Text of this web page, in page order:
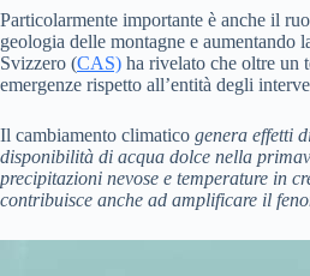
Particolarmente importante è anche il
geologia delle montagne e
Svizzero (CAS) ha rivelato che oltre un
emergenze rispetto all’entità degli
Il cambiamento climatico genera effetti
disponibilità di acqua dolce nella
precipitazioni nevose e temperature in
contribuisce anche ad amplificare il